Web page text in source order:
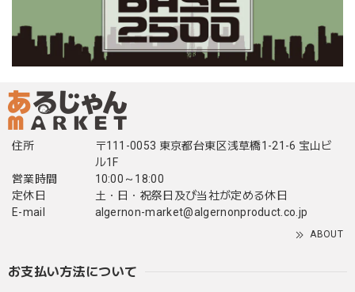
住所
〒111-0053 東京都台東区浅草橋1-21-6 宝山ビ
ル1F
営業時間
10:00～18:00
定休日
土・日・祝祭日及び当社が定める休日
E-mail
algernon-market@algernonproduct.co.jp
ABOUT
お支払い方法について